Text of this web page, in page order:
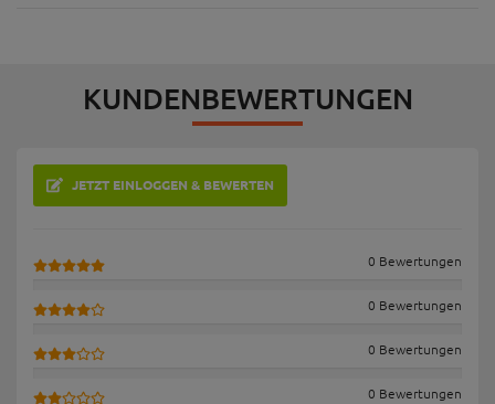
KUNDENBEWERTUNGEN
JETZT EINLOGGEN & BEWERTEN
0 Bewertungen
0 Bewertungen
0 Bewertungen
0 Bewertungen